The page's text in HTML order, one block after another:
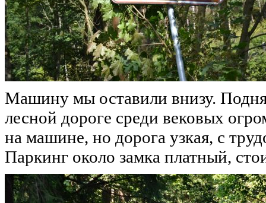
Машину мы оставили внизу.
лесной дороге среди вековых
на машине, но дорога узкая, с
Паркинг около замка платный,